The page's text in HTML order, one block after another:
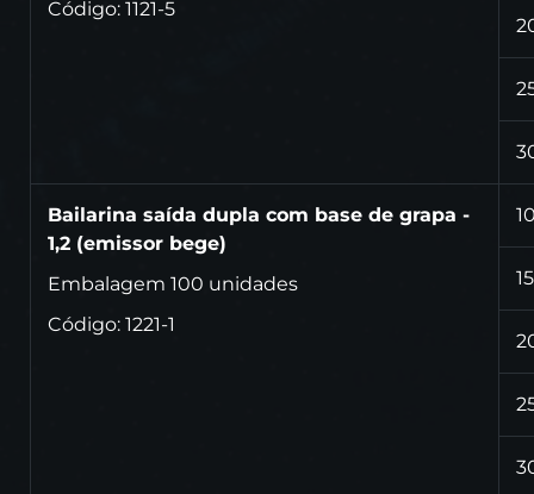
Código: 1121-5
Bailarina saída dupla com base de grapa -
1,2 (emissor bege)
Embalagem 100 unidades
Código: 1221-1
15